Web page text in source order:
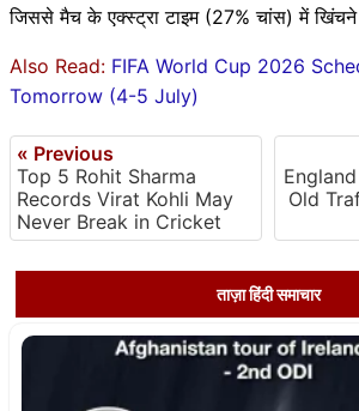
जिससे मैच के एक्स्ट्रा टाइम (27% चांस) में खिंचने
Also Read: FIFA World Cup 2026
Tomorrow (4-5 July)
« Previous
Top 5 Rohit Sharma
Records Virat Kohli May
Never Break in Cricket
Old
ताज़ा हिंदी समाचार